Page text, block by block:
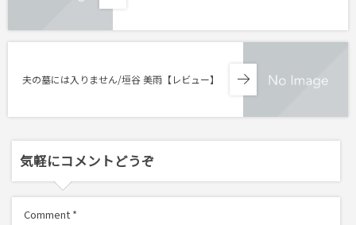
夫の墓には入りません/垣谷 美雨【レビュー】
気軽にコメントどうぞ
Comment *